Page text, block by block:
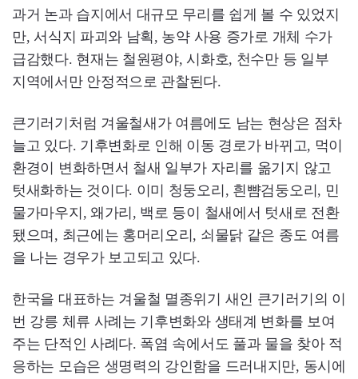
과거 논과 습지에서 대규모 무리를 쉽게 볼 수 있었지
만, 서식지 파괴와 남획, 농약 사용 증가로 개체 수가
급감했다. 현재는 철원평야, 시화호, 천수만 등 일부
지역에서만 안정적으로 관찰된다.
큰기러기처럼 겨울철새가 여름에도 남는 현상은 점차
늘고 있다. 기후변화로 인해 이동 경로가 바뀌고, 먹이
환경이 변화하면서 철새 일부가 자리를 옮기지 않고
텃새화하는 것이다. 이미 청둥오리, 흰뺨검둥오리, 민
물가마우지, 왜가리, 백로 등이 철새에서 텃새로 전환
됐으며, 최근에는 홍머리오리, 쇠물닭 같은 종도 여름
을 나는 경우가 보고되고 있다.
한국을 대표하는 겨울철 멸종위기 새인 큰기러기의 이
번 강릉 체류 사례는 기후변화와 생태계 변화를 보여
주는 단적인 사례다. 폭염 속에서도 풀과 물을 찾아 적
응하는 모습은 생명력의 강인함을 드러내지만, 동시에